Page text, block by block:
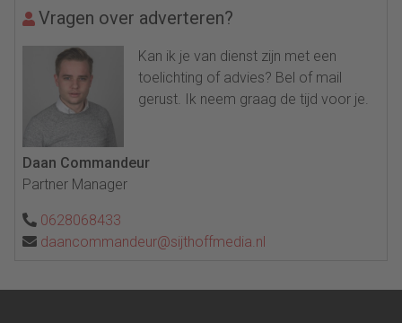
Vragen over adverteren?
Kan ik je van dienst zijn met een
toelichting of advies? Bel of mail
gerust. Ik neem graag de tijd voor je.
Daan Commandeur
Partner Manager
0628068433
daancommandeur@sijthoffmedia.nl